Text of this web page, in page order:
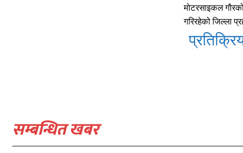
मोटरसाइकल
गरिरहेको जिल्ला
सम्बन्धित खबर